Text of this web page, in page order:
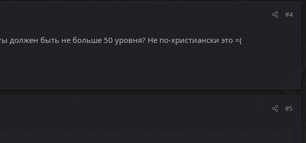
#4
быть не больше 50 уровня? Не по-христиански это =(
#5